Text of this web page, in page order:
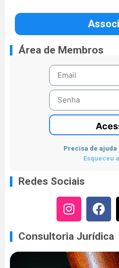
Área de Membros
Precisa de ajuda
Esqueceu
Redes Sociais
Consultoria Jurídica